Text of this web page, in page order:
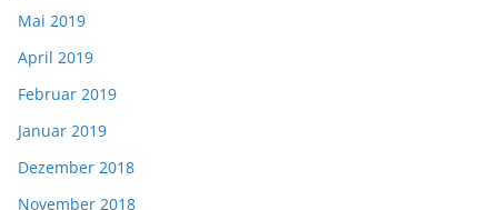
Mai 2019
April 2019
Februar 2019
Januar 2019
Dezember 2018
November 2018